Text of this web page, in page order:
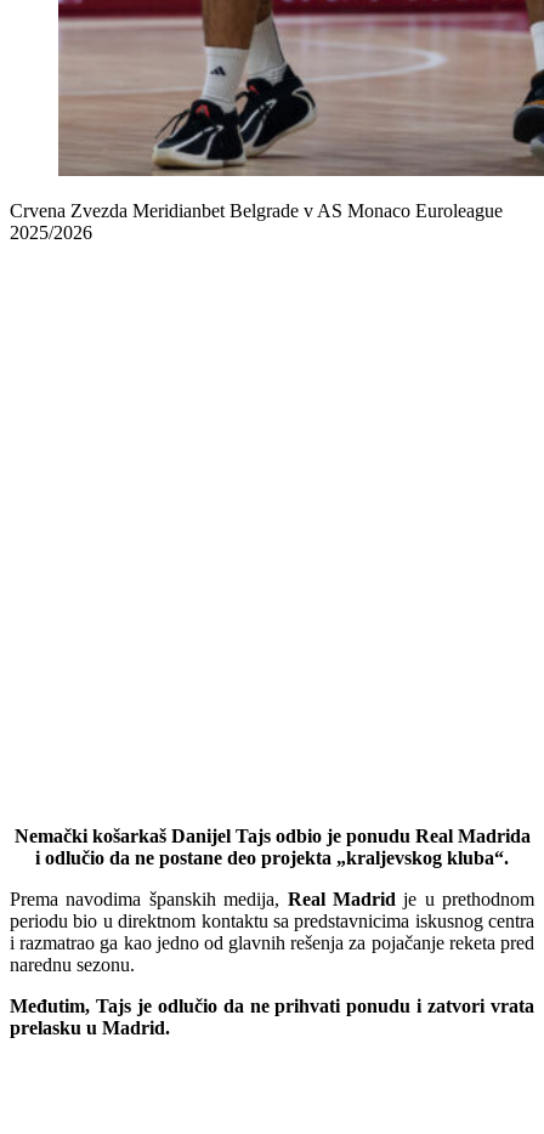
Crvena Zvezda Meridianbet Belgrade v AS Monaco Euroleague
2025/2026
Nemački košarkaš Danijel Tajs odbio je ponudu Real Madrida
i odlučio da ne postane deo projekta „kraljevskog kluba“.
Prema navodima španskih medija, Real Madrid je u prethodnom
periodu bio u direktnom kontaktu sa predstavnicima iskusnog centra
i razmatrao ga kao jedno od glavnih rešenja za pojačanje reketa pred
narednu sezonu.
Međutim, Tajs je odlučio da ne prihvati ponudu i zatvori vrata
prelasku u Madrid.